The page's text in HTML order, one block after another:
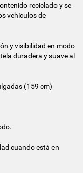
reciclado y se
vehículos de
y visibilidad en modo
duradera y suave al
(159 cm)
cuando está en